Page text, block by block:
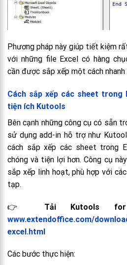
Phương pháp này giúp tiết kiệm
với những file Excel có hàng
cần được sắp xếp một cách nhanh
Cách sắp xếp các sheet trong
tiện ích Kutools
Bên cạnh những công cụ có sẵn
sử dụng add-in hỗ trợ như
cách sắp xếp các sheet trong
chóng và tiện lợi hơn. Công cụ
sắp xếp linh hoạt, phù hợp với
tạp.
👉 Tải Kutools
www.extendoffice.com/
excel.html
Các bước thực hiện: